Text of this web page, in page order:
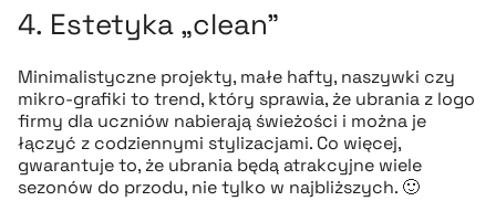
4. Estetyka „clean”
Minimalistyczne projekty, małe hafty, naszywki czy
mikro-grafiki to trend, który sprawia, że ubrania z logo
firmy dla uczniów nabierają świeżości i można je
łączyć z codziennymi stylizacjami. Co więcej,
gwarantuje to, że ubrania będą atrakcyjne wiele
sezonów do przodu, nie tylko w najbliższych. 🙂